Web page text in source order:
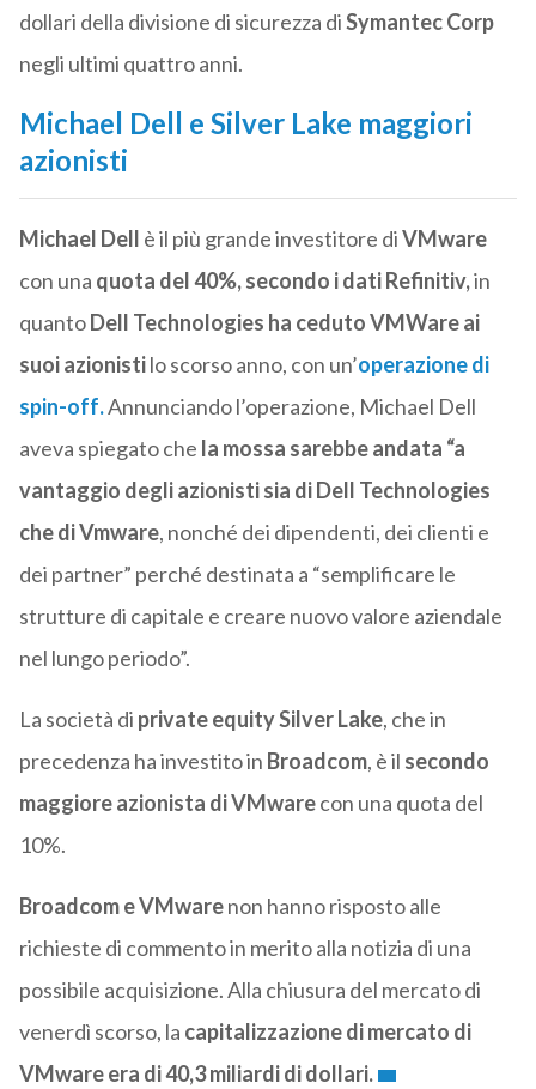
dollari della divisione di sicurezza diSymantec Corp
negli ultimi quattro anni.
Michael Dell e Silver Lake maggiori
azionisti
Michael Dell è il più grande investitore diVMware
con una quota del 40%, secondo i dati Refinitiv,in
quantoDell Technologies ha ceduto VMWare ai
suoi azionistilo scorso anno, con un’operazione di
spin-off.Annunciando l’operazione, Michael Dell
aveva spiegato che la mossa sarebbe andata “a
vantaggio degli azionisti sia di Dell Technologies
che di Vmware, nonché dei dipendenti, dei clienti e
dei partner” perché destinata a “semplificare le
strutture di capitale e creare nuovo valore aziendale
nel lungo periodo”.
La società di private equity Silver Lake, che in
precedenza ha investito in Broadcom, è il secondo
maggiore azionista di VMwarecon una quota del
10%.
Broadcom e VMwarenon hanno risposto alle
richieste di commento in merito alla notizia di una
possibile acquisizione. Alla chiusura del mercato di
venerdì scorso, la capitalizzazione di mercato di
VMware era di 40,3 miliardi di dollari.